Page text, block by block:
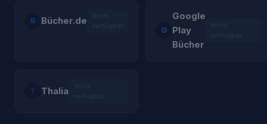
B Bücher.de
G
Google
Play
Bücher
T Thalia